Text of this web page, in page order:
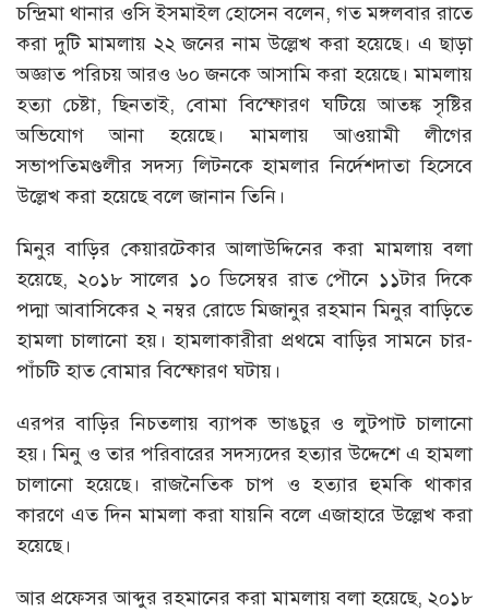
চন্দ্রিমা থানার ওসি ইসমাইল হোসেন বলেন, গত মঙ্গলবার রাতে
করা দুটি মামলায় ২২ জনের নাম উল্লেখ করা হয়েছে। এ ছাড়া
অজ্ঞাত পরিচয় আরও ৬০ জনকে আসামি করা হয়েছে। মামলায়
হত্যা চেষ্টা, ছিনতাই, বোমা বিস্ফোরণ ঘটিয়ে আতঙ্ক সৃষ্টির
অভিযোগ আনা হয়েছে। মামলায় আওয়ামী লীগের
সভাপতিমণ্ডলীর সদস্য লিটনকে হামলার নির্দেশদাতা হিসেবে
উল্লেখ করা হয়েছে বলে জানান তিনি।
মিনুর বাড়ির কেয়ারটেকার আলাউদ্দিনের করা মামলায় বলা
হয়েছে, ২০১৮ সালের ১০ ডিসেম্বর রাত পৌনে ১১টার দিকে
পদ্মা আবাসিকের ২ নম্বর রোডে মিজানুর রহমান মিনুর বাড়িতে
হামলা চালানো হয়। হামলাকারীরা প্রথমে বাড়ির সামনে চার-
পাঁচটি হাত বোমার বিস্ফোরণ ঘটায়।
এরপর বাড়ির নিচতলায় ব্যাপক ভাঙচুর ও লুটপাট চালানো
হয়। মিনু ও তার পরিবারের সদস্যদের হত্যার উদ্দেশে এ হামলা
চালানো হয়েছে। রাজনৈতিক চাপ ও হত্যার হুমকি থাকার
কারণে এত দিন মামলা করা যায়নি বলে এজাহারে উল্লেখ করা
হয়েছে।
আর প্রফেসর আব্দুর রহমানের করা মামলায় বলা হয়েছে, ২০১৮